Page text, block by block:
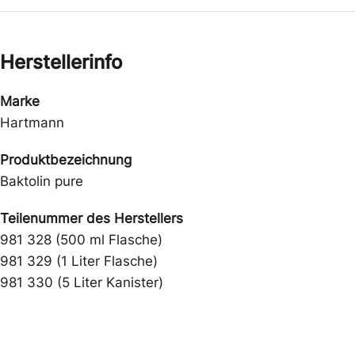
Herstellerinfo
Marke
Hartmann
Produktbezeichnung
Baktolin pure
Teilenummer des Herstellers
981 328 (500 ml Flasche)
981 329 (1 Liter Flasche)
981 330 (5 Liter Kanister)